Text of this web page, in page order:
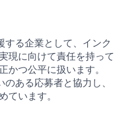
る企業として、インク
現に向けて責任を持って
かつ公平に扱います。
ある応募者と協力し、
ています。